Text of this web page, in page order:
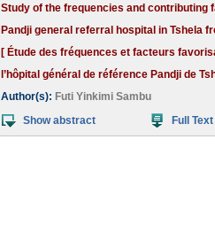
Study of the frequencies and contributing
Pandji general referral hospital in Tshela
[ Étude des fréquences et facteurs
l’hôpital général de référence Pandji de
Author(s): Futi Yinkimi Sambu
Show abstract
Full Text